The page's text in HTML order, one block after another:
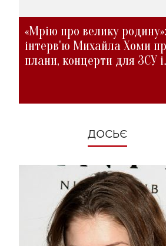
«Мрію про велику родину»:
інтерв'ю Михайла Хоми
плани, концерти для ЗСУ і
ДОСЬЄ